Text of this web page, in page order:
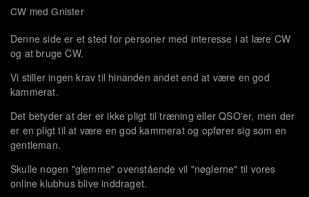
CW med Gnister
Denne side er et sted for personer med interesse i at lære CW
og at bruge CW.
Vi stiller ingen krav til hinanden andet end at være en god
kammerat.
Det betyder at der er ikke pligt til træning eller QSO'er, men der
er en pligt til at være en god kammerat og opfører sig som en
gentleman.
Skulle nogen "glemme" ovenstående vil "nøglerne" til vores
online klubhus blive inddraget.